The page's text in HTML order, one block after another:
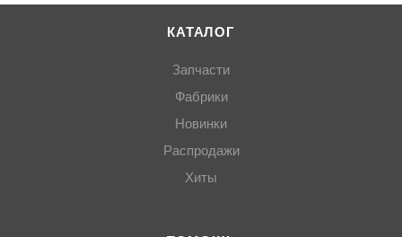
КАТАЛОГ
Запчасти
Фабрики
Новинки
Распродажи
Хиты